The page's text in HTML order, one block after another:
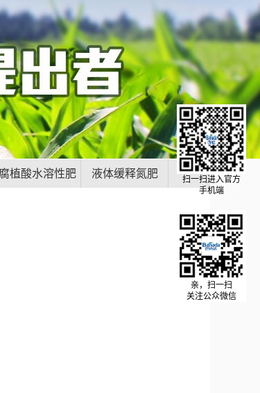
亲，扫一扫
关注公众微信
腐植酸水溶性肥 液体缓释氮肥
扫一扫进入官方
手机端